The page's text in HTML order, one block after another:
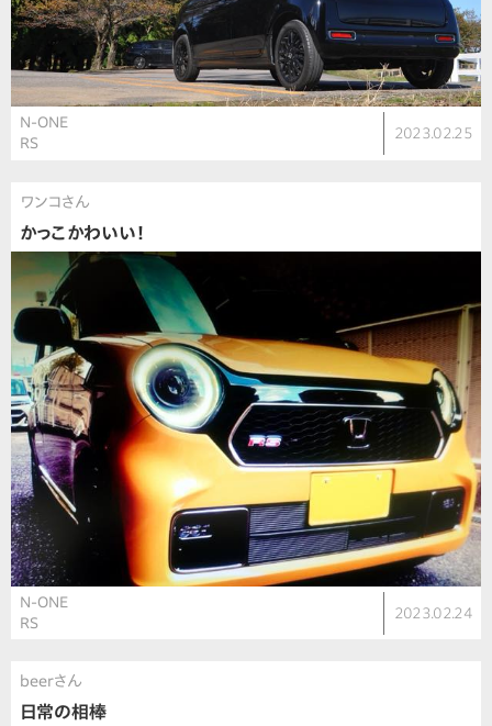
N-ONE
RS
2023.02.25
ワンコさん
かっこかわいい！
N-ONE
RS
2023.02.24
beerさん
日常の相棒